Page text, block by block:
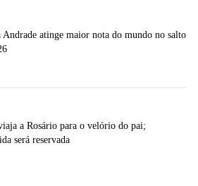
Andrade atinge maior nota do mundo no salto
a Rosário para o velório do pai;
será reservada